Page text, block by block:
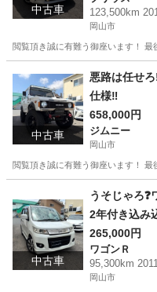
中古車
123,500km
岡山市
閲覧頂き誠に有難う御座います！ 最
プリウス
中古車
悪路は任せ
仕様‼️
658,000円
ジムニー
岡山市
閲覧頂き誠に有難う御座います！ 最
ジムニー
中古車
うそじゃろ
2年付き込み
265,000円
ワゴンＲ
95,300km
岡山市